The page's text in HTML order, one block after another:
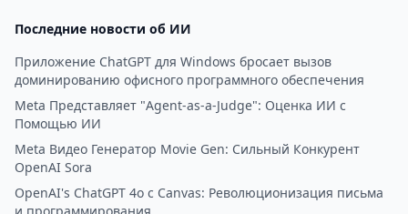
Последние новости об ИИ
Приложение ChatGPT для Windows бросает вызов
доминированию офисного программного обеспечения
Meta Представляет "Agent-as-a-Judge": Оценка ИИ с
Помощью ИИ
Meta Видео Генератор Movie Gen: Сильный Конкурент
OpenAI Sora
OpenAI's ChatGPT 4o с Canvas: Революционизация письма